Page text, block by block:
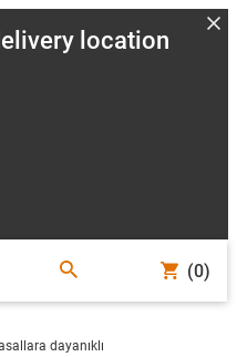
location
(0)
dayanıklı